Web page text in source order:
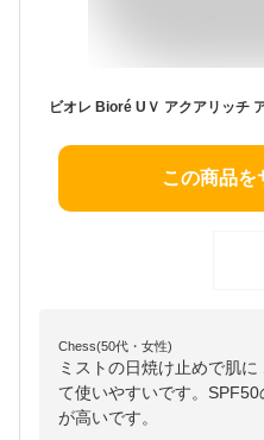
この商品を
Chess(50代・女性)
ミストの日焼け止めで肌
て使いやすいです。
が高いです。